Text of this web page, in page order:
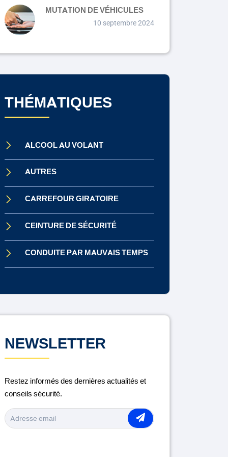
MUTATION DE VÉHICULES
10 septembre 2024
THÉMATIQUES
ALCOOL AU VOLANT
AUTRES
CARREFOUR GIRATOIRE
CEINTURE DE SÉCURITÉ
CONDUITE PAR MAUVAIS TEMPS
ENTRETIEN DU VÉHICULE
MÉDICAMENTS ET CONDUITE
NEWSLETTER
Restez informés des dernières actualités et
conseils sécurité.